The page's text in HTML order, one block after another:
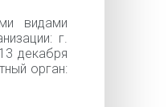
видами
г.
декабря
орган: